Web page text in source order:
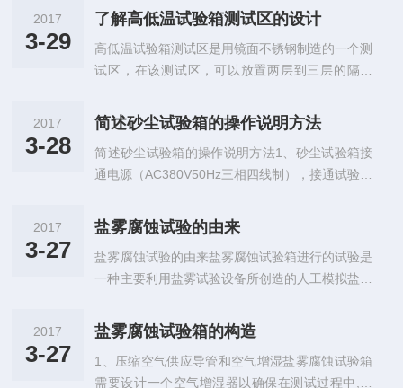
工程采用同一牌号或配合比多次施工时，每次施工
料等不定形耐火材料应做理化检验的项...
化、自动化、互动化特征基础的要害环节和*，对
于高低温环境试验箱箱体材质结构的了解?岛韩实
业就具体介绍一下高低温试验箱箱体材质，希望可
以帮助到广大用户。高低温试验箱箱体材质：1、
4）镜面板，箱体外胆采用（SUS304）拉丝不锈
2、高低温试验箱箱体采用数控机床加...
2017
3-29
了解高低温试验箱测试区的设计
高低温试验箱测试区是用镜面不锈钢制造的一个测
试区，在该测试区，可以放置两层到三层的隔层
小的话，也可以加放隔层架，如此一来，可以放置
更多的测试样品。我们在做实验时，试验箱箱体内
放的样品尺寸不能接近工作室尺寸，要多留出一点
空间，让实验有多余的流动空气循环，保证温度的
验箱内空气循环的设定：1、对试验样品的试验温
箱试验样品在试验时不致过热；不宜太低，以致...
2017
3-28
简述砂尘试验箱的操作说明方法
简述砂尘试验箱的操作说明方法1、砂尘试验箱接
通电源（AC380V50Hz三相四线制），接通试验箱
开关应处于关闭状态，1～2秒钟后温度控制器和
时间控制器显示，此时可在时间控制器内设定吹尘
时间和震动时间（设定方法见“3”）。2、如需对试
件进行通电试验时，请在试验箱侧面的电压接线柱
的接线端上就可以直接对试件通电，在时间控制器
间控制器的设定：控制...
2017
3-27
盐雾腐蚀试验的由来
盐雾腐蚀试验的由来盐雾腐蚀试验箱进行的试验是
一种主要利用盐雾试验设备所创造的人工模拟盐雾
试验。它分为二大类，一类为天然环境暴露试验，
另一类为人工加速模拟盐雾环境试验。人工模拟盐
雾环境试验是利用一种具有一定容积空间的试验设
2017
3-27
盐雾腐蚀试验箱的构造
1、压缩空气供应导管和空气增湿盐雾腐蚀试验箱
需要设计一个空气增湿器以确保在测试过程中,压